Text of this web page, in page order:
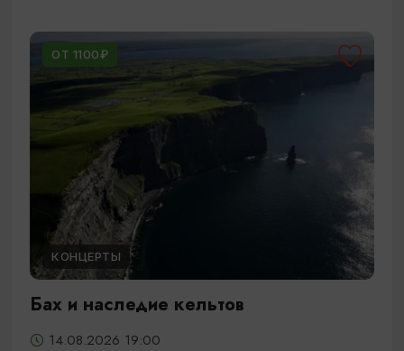
ОТ 1100₽
КОНЦЕРТЫ
Бах и наследие кельтов
14.08.2026 19:00